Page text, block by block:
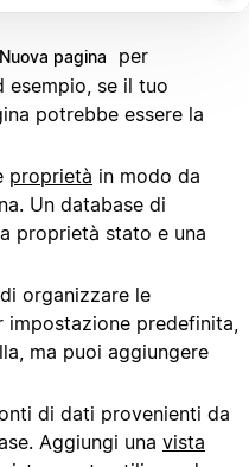
Nuova pagina
per
esempio, se il tuo
potrebbe essere la
proprietà in modo da
Un database di
proprietà stato e una
organizzare le
predefinita,
ma puoi aggiungere
di dati provenienti da
Aggiungi una vista